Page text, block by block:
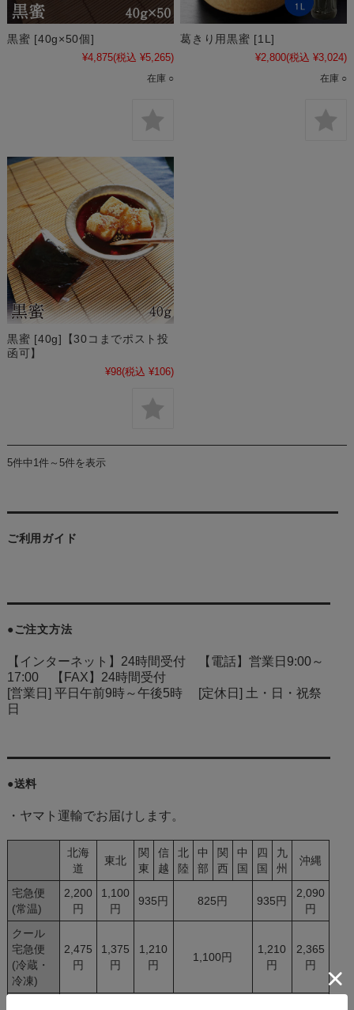
黒蜜 [40g×50個]
¥4,875(税込 ¥5,265)
在庫 ○
葛きり用黒蜜 [1L]
¥2,800(税込 ¥3,024)
在庫 ○
黒蜜 [40g]【30コまでポスト投
函可】
¥98(税込 ¥106)
5件中1件～5件を表示
ご利用ガイド
●ご注文方法
【インターネット】24時間受付 【電話】営業日9:00～
17:00 【FAX】24時間受付
[営業日] 平日午前9時～午後5時 [定休日] 土・日・祝祭
日
●送料
・ヤマト運輸でお届けします。
北海
道
東北
関
東
信
越
北
陸
中
部
関
西
中
国
四
国
九
州
沖縄
宅急便
(常温)
2,200
円
1,100
円
935円 825円 935円
2,090
円
クール
宅急便
(冷蔵・
冷凍)
2,475
円
1,375
円
1,210
円
1,100円
1,210
円
2,365
円